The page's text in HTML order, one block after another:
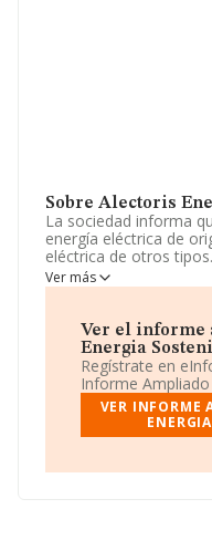
Sobre Alectoris
La sociedad informa
energía eléctrica de
eléctrica de otros
La empresa aparece
como Sociedad
cuyo Código es 3512.
mercados exteriores.
Dentro del ranking de
INFORMA,
sociedad, se destaca
puestos en el ranking
compañías como, por
Ver más
Ver el informe
Energia
Regístrate en
Informe
VER INFORME